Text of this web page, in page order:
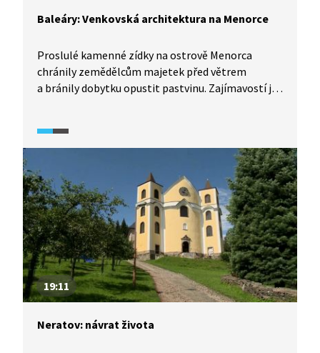
Baleáry: Venkovská architektura na Menorce
Proslulé kamenné zídky na ostrově Menorca
chránily zemědělcům majetek před větrem
a bránily dobytku opustit pastvinu. Zajímavostí je,
kámen a dřevo na Menorce dříve jedinými
stavebními materiály, byla takto postavena
i obydlí s typicky bílou barvou. Na konci videa
navštívíme jeden z bývalých kamenolomů, který
dnes slouží jako turistická atrakce.
19:11
Neratov: návrat života